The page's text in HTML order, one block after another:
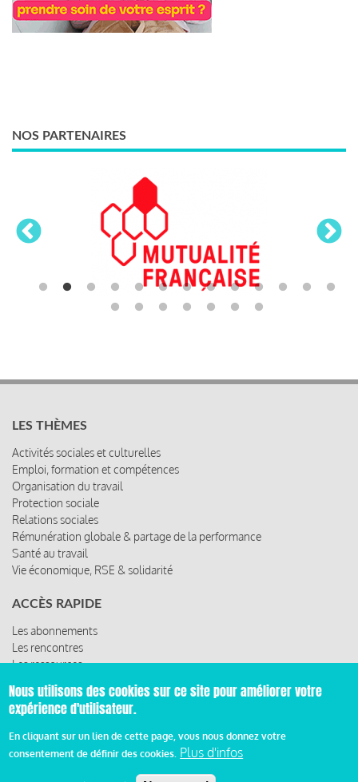
NOS PARTENAIRES
LES THÈMES
Activités sociales et culturelles
Emploi, formation et compétences
Organisation du travail
Protection sociale
Relations sociales
Rémunération globale & partage de la performance
Santé au travail
Vie économique, RSE & solidarité
ACCÈS RAPIDE
Les abonnements
Les rencontres
Les ressources
Nous utilisons des cookies sur ce site pour améliorer votre
expérience d'utilisateur.
En cliquant sur un lien de cette page, vous nous donnez votre
consentement de définir des cookies. Plus d'infos